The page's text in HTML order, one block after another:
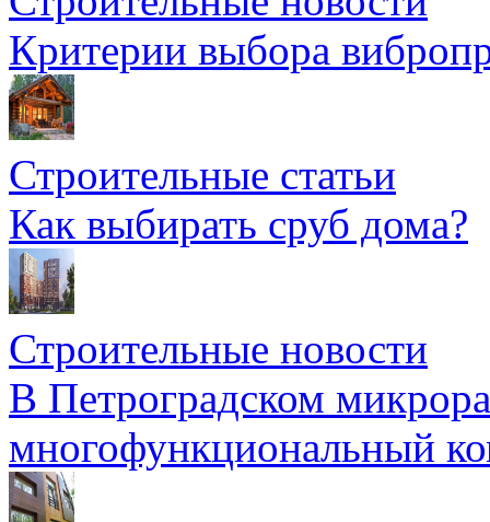
Критерии выбора
Строительные статьи
Как выбирать сруб дома?
Строительные новости
В Петроградском
многофункциональный